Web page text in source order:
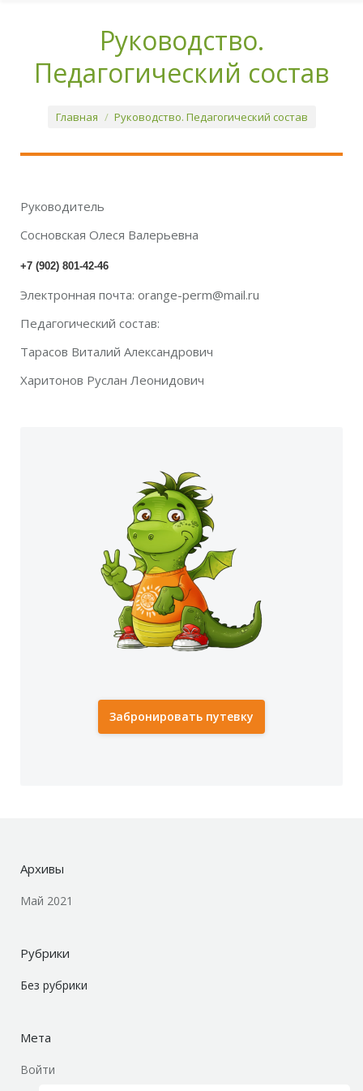
Руководство.
Педагогический состав
Главная Руководство. Педагогический состав
Руководитель
Сосновская Олеся Валерьевна
+7 (902) 801-42-46
Электронная почта: orange-perm@mail.ru
Педагогический состав:
Тарасов Виталий Александрович
Харитонов Руслан Леонидович
Забронировать путевку
Архивы
Май 2021
Рубрики
Без рубрики
Мета
Войти